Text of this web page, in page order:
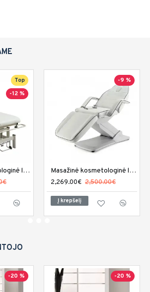
Top
-12 %
Masažinė kosmetologinė lova Mar Egeo
-9 %
Masažinė kosmetologinė lova REM Excel 3
2,269.00€ 2,500.00€
Į krepšelį
-20 % -20 %